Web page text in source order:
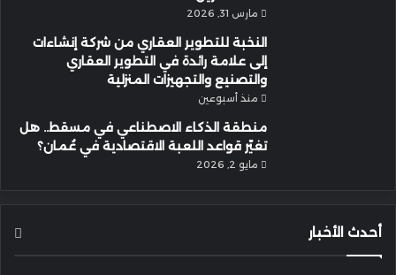
مارس 31, 2026
النخبة للتطوير العقاري من شركة إنشاءات
إلى علامة رائدة في التطوير العقاري
والتصنيع والتجهيزات المنزلية
منذ أسبوعين
منطقة الذكاء الاصطناعي في مسقط.. هل
تغيّر قواعد اللعبة الاقتصادية في عُمان؟
مايو 2, 2026
أحدث الأخبار